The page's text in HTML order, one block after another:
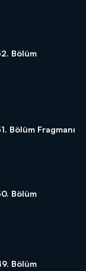
Bölüm
Bölüm Fragmanı
Bölüm
Bölüm